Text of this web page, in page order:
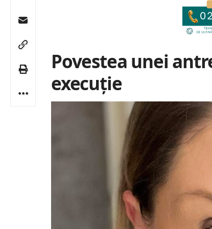
Povestea unei
execuție